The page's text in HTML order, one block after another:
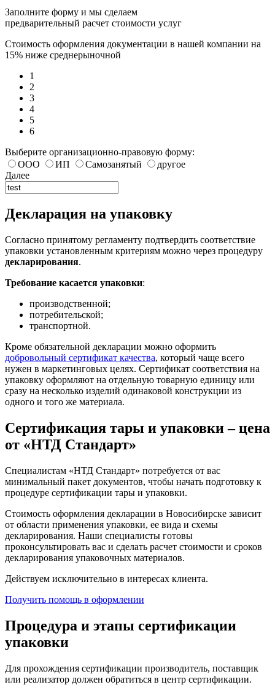
Заполните форму и мы сделаем
предварительный расчет стоимости услуг
Стоимость оформления документации в нашей компании на
15% ниже среднерыночной
1
2
3
4
5
6
Выберите организационно-правовую форму:
ООО
ИП Самозанятый
другое
Далее
Декларация на упаковку
Согласно принятому регламенту подтвердить соответствие
упаковки установленным критериям можно через процедуру
декларирования.
Требование касается упаковки:
производственной;
потребительской;
транспортной.
Кроме обязательной декларации можно оформить
добровольный сертификат качества, который чаще всего
нужен в маркетинговых целях. Сертификат соответствия на
упаковку оформляют на отдельную товарную единицу или
сразу на несколько изделий одинаковой конструкции из
одного и того же материала.
Сертификация тары и упаковки – цена
от «НТД Стандарт»
Специалистам «НТД Стандарт» потребуется от вас
минимальный пакет документов, чтобы начать подготовку к
процедуре сертификации тары и упаковки.
Стоимость оформления декларации в Новосибирске зависит
от области применения упаковки, ее вида и схемы
декларирования. Наши специалисты готовы
проконсультировать вас и сделать расчет стоимости и сроков
декларирования упаковочных материалов.
Действуем исключительно в интересах клиента.
Получить помощь в оформлении
Процедура и этапы сертификации
упаковки
Для прохождения сертификации производитель, поставщик
или реализатор должен обратиться в центр сертификации.